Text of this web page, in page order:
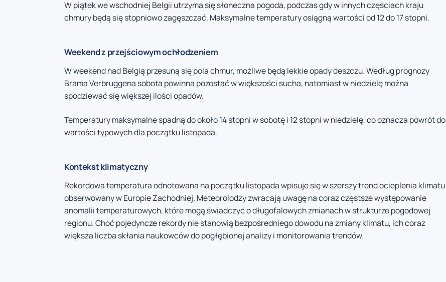
W piątek we wschodniej Belgii utrzyma się słoneczna pogoda, podczas gdy w innych częściach kraju
chmury będą się stopniowo zagęszczać. Maksymalne temperatury osiągną wartości od 12 do 17 stopni.
Weekend z przejściowym ochłodzeniem
W weekend nad Belgią przesuną się pola chmur, możliwe będą lekkie opady deszczu. Według prognozy
Brama Verbruggena sobota powinna pozostać w większości sucha, natomiast w niedzielę można
spodziewać się większej ilości opadów.
Temperatury maksymalne spadną do około 14 stopni w sobotę i 12 stopni w niedzielę, co oznacza powrót do
wartości typowych dla początku listopada.
Kontekst klimatyczny
Rekordowa temperatura odnotowana na początku listopada wpisuje się w szerszy trend ocieplenia klimatu
obserwowany w Europie Zachodniej. Meteorolodzy zwracają uwagę na coraz częstsze występowanie
anomalii temperaturowych, które mogą świadczyć o długofalowych zmianach w strukturze pogodowej
regionu. Choć pojedyncze rekordy nie stanowią bezpośredniego dowodu na zmiany klimatu, ich coraz
większa liczba skłania naukowców do pogłębionej analizy i monitorowania trendów.